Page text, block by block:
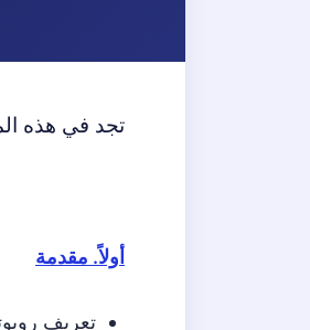
تجد في هذه
أولاً. مقدمة
تعريف